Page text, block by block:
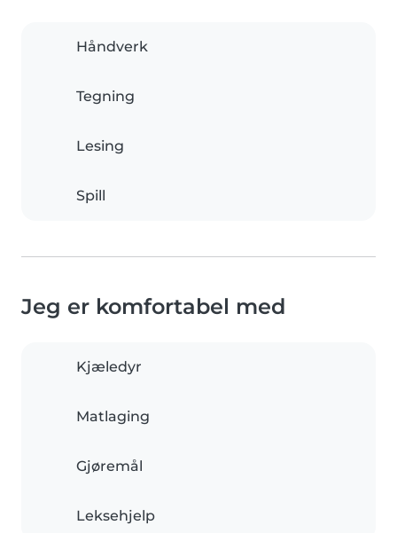
Håndverk
Tegning
Lesing
Spill
Jeg er komfortabel med
Kjæledyr
Matlaging
Gjøremål
Leksehjelp